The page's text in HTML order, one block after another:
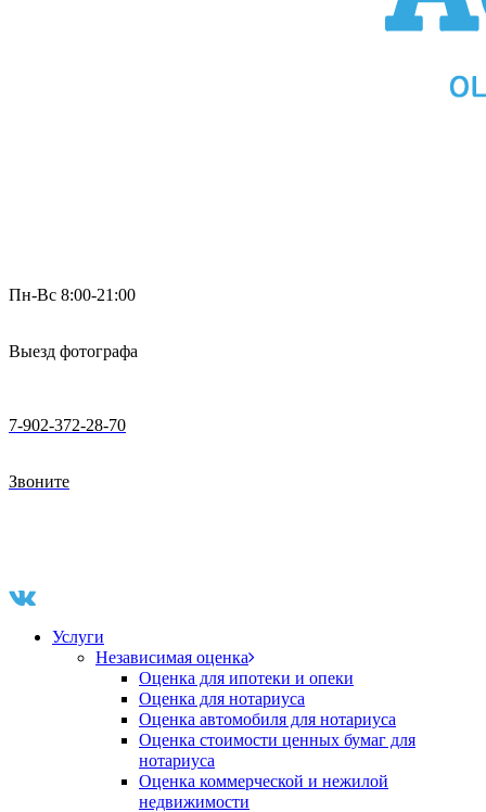
Пн-Вс 8:00-21:00
Выезд фотографа
7-902-372-28-70
Звоните
Услуги
Независимая оценка
Оценка для ипотеки и опеки
Оценка для нотариуса
Оценка автомобиля для нотариуса
Оценка стоимости ценных бумаг для
нотариуса
Оценка коммерческой и нежилой
недвижимости